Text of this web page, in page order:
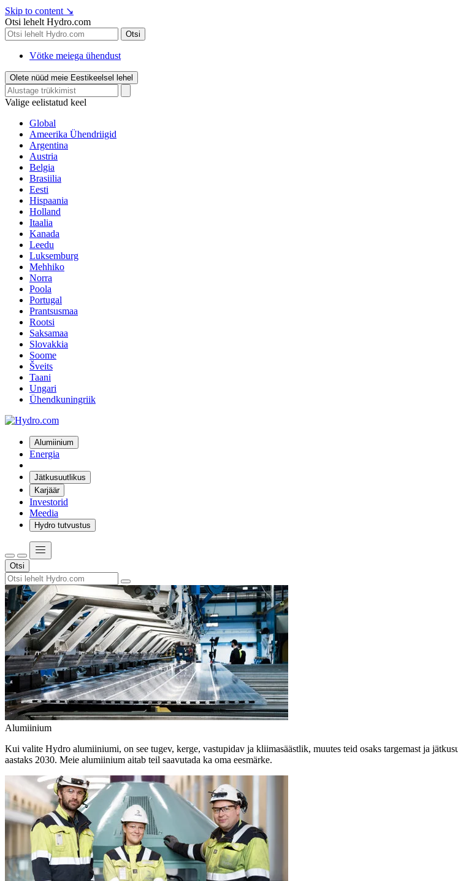
Skip to content ↘
Otsi lehelt Hydro.com
Otsi
Vötke meiega ühendust
Olete nüüd meie Eestikeelsel lehel
Valige eelistatud keel
Global
Ameerika Ühendriigid
Argentina
Austria
Belgia
Brasiilia
Eesti
Hispaania
Holland
Itaalia
Kanada
Leedu
Luksemburg
Mehhiko
Norra
Poola
Portugal
Prantsusmaa
Rootsi
Saksamaa
Slovakkia
Soome
Šveits
Taani
Ungari
Ühendkuningriik
Alumiinium
Energia
Jätkusuutlikus
Karjäär
Investorid
Meedia
Hydro tutvustus
Otsi
Alumiinium
Kui valite Hydro alumiiniumi, on see tugev, kerge, vastupidav ja kliimasäästlik, muutes teid osaks targemast ja
aastaks 2030. Meie alumiinium aitab teil saavutada ka oma eesmärke.